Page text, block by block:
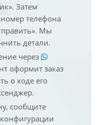
Затем
телефона
Мы
детали.
через
оформит заказ
о ходе его
сообщите